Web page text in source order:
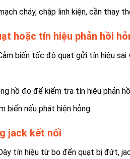
cháy, chập linh kiện, cần thay
hoặc tín hiệu phản hồi
biến tốc độ quạt gửi tín hiệu sai
hồ đo để kiểm tra tín hiệu phản
biến nếu phát hiện hỏng.
jack kết nối
tín hiệu từ bo đến quạt bị đứt,